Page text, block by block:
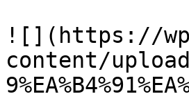
![](https://
content/uploads/